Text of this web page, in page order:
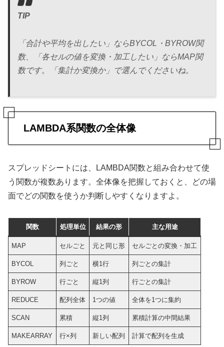
TIP
「合計や平均を出したい」ならBYCOL・BYROW関
数、「各セルの値を変換・加工したい」ならMAP関
数です。「集計か変換か」で選んでくださいね。
LAMBDA系関数の全体像
スプレッドシートには、LAMBDA関数と組み合わせて使
う関数が複数あります。全体像を把握しておくと、どの場
面でどの関数を使うか判断しやすくなりますよ。
関数 処理単位 結果の形 主な用途
MAP セルごと 元と同じ形 セルごとの変換・加工
BYCOL 列ごと 横1行 列ごとの集計
BYROW 行ごと 縦1列 行ごとの集計
REDUCE 配列全体 1つの値 全体を1つに集約
SCAN 累積 縦1列 累積計算の中間結果
MAKEARRAY 行×列 新しい配列 計算で配列を生成